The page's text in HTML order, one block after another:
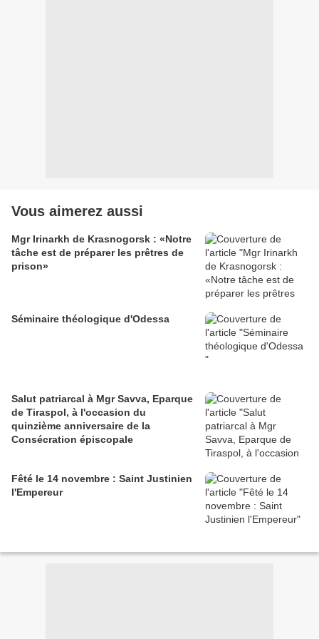
Vous aimerez aussi
Mgr Irinarkh de Krasnogorsk : «Notre
tâche est de préparer les prêtres de
prison»
Séminaire théologique d'Odessa
Salut patriarcal à Mgr Savva, Eparque
de Tiraspol, à l'occasion du
quinzième anniversaire de la
Consécration épiscopale
Fêté le 14 novembre : Saint Justinien
l'Empereur